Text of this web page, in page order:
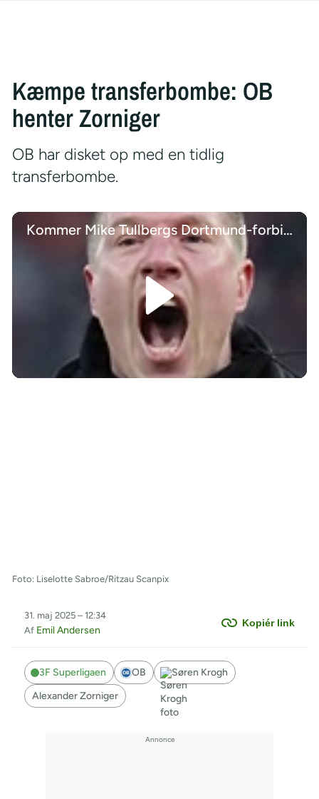
Kæmpe transferbombe: OB
henter Zorniger
OB har disket op med en tidlig
transferbombe.
Kommer Mike Tullbergs Dortmund-forbindelse i spil for FC Midtjylland igen?
Foto: Liselotte Sabroe/Ritzau Scanpix
Kopiér link
31. maj 2025 – 12:34
Af Emil Andersen
3F Superligaen OB
Søren Krogh
Alexander Zorniger